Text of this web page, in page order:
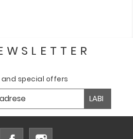
and special offers
Facebook